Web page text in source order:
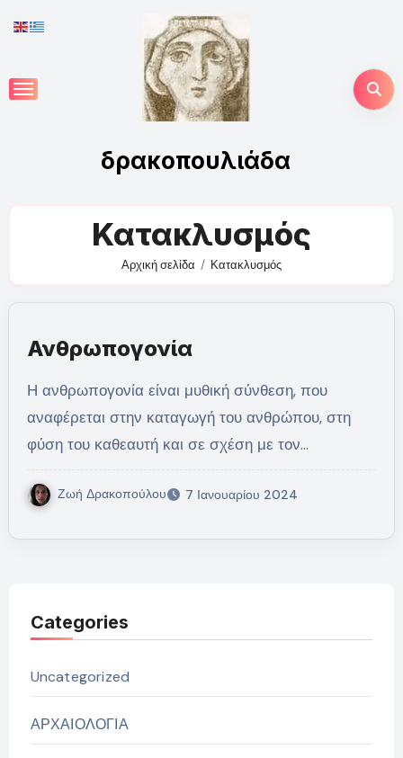
to
δρακοπουλιάδα
Κατακλυσμός
Αρχική σελίδα Κατακλυσμός
Ανθρωπογονία
Η ανθρωπογονία είναι μυθική σύνθεση, που
αναφέρεται στην καταγωγή του ανθρώπου, στη
φύση του καθεαυτή και σε σχέση με τον…
Ζωή Δρακοπούλου 7 Ιανουαρίου 2024
Categories
Uncategorized
ΑΡΧΑΙΟΛΟΓΙΑ